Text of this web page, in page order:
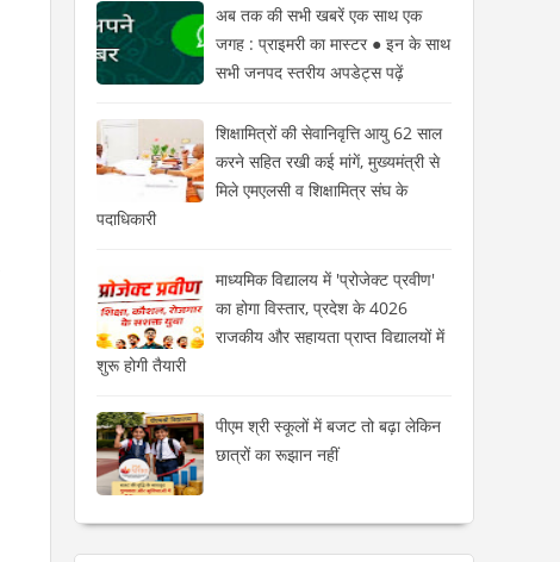
अब तक की सभी खबरें एक साथ एक
जगह : प्राइमरी का मास्टर ● इन के साथ
सभी जनपद स्तरीय अपडेट्स पढ़ें
शिक्षामित्रों की सेवानिवृत्ति आयु 62 साल
करने सहित रखी कई मांगें, मुख्यमंत्री से
मिले एमएलसी व शिक्षामित्र संघ के
पदाधिकारी
माध्यमिक विद्यालय में 'प्रोजेक्ट प्रवीण'
का होगा विस्तार, प्रदेश के 4026
राजकीय और सहायता प्राप्त विद्यालयों में
शुरू होगी तैयारी
पीएम श्री स्कूलों में बजट तो बढ़ा लेकिन
छात्रों का रूझान नहीं